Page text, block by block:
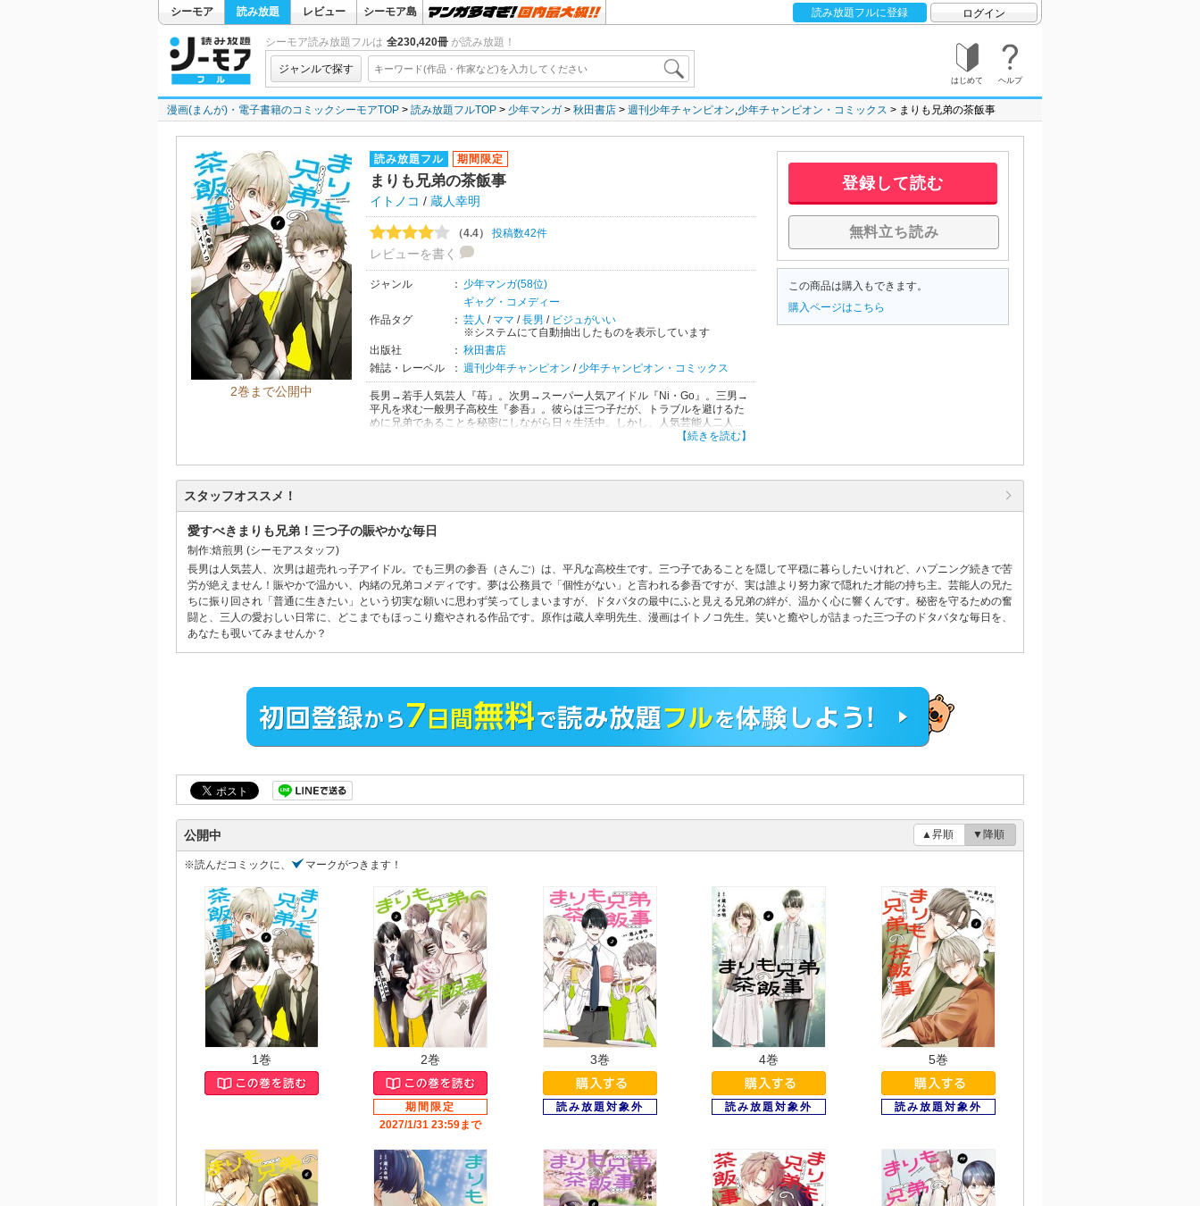
シーモア 読み放題 レビュー シーモア島 読み放題フルに登録 ログイン
シーモア読み放題フルは 全230,420冊 が読み放題！
ジャンルで探す
はじめて ヘルプ
漫画(まんが)・電子書籍のコミックシーモアTOP 読み放題フルTOP 少年マンガ 秋田書店 週刊少年チャンピオン,少年チャンピオン・コミックス まりも兄弟の茶飯事
2巻まで公開中
読み放題フル 期間限定
まりも兄弟の茶飯事
イトノコ / 蔵人幸明
（4.4） 投稿数42件
レビューを書く
ジャンル ： 少年マンガ(58位)
ギャグ・コメディー
作品タグ
： 芸人 / ママ /長男 / ビジュがいい
※システムにて自動抽出したものを表示しています
出版社
： 秋田書店
雑誌・レーベル
： 週刊少年チャンピオン / 少年チャンピオン・コミックス
長男→若手人気芸人『苺』。次男→スーパー人気アイドル『Ni・Go』。三男→
平凡を求む一般男子高校生『参吾』。彼らは三つ子だが、トラブルを避けるた
めに兄弟であることを秘密にしながら日々生活中。しかし、人気芸能人二人を
【続きを読む】
登録して読む
無料立ち読み
この商品は購入もできます。
購入ページはこちら
スタッフオススメ！
愛すべきまりも兄弟！三つ子の賑やかな毎日
制作:焙煎男 (シーモアスタッフ)
長男は人気芸人、次男は超売れっ子アイドル。でも三男の参吾（さんご）は、平凡な高校生です。三つ子であることを隠して平穏に暮らしたいけれど、ハプニング続きで苦
労が絶えません！賑やかで温かい、内緒の兄弟コメディです。夢は公務員で「個性がない」と言われる参吾ですが、実は誰より努力家で隠れた才能の持ち主。芸能人の兄た
ちに振り回され「普通に生きたい」という切実な願いに思わず笑ってしまいますが、ドタバタの最中にふと見える兄弟の絆が、温かく心に響くんです。秘密を守るための奮
闘と、三人の愛おしい日常に、どこまでもほっこり癒やされる作品です。原作は蔵人幸明先生、漫画はイトノコ先生。笑いと癒やしが詰まった三つ子のドタバタな毎日を、
あなたも覗いてみませんか？
公開中 ▲昇順 ▼降順
※読んだコミックに、 マークがつきます！
1巻 2巻
2027/1/31 23:59まで
3巻 4巻 5巻